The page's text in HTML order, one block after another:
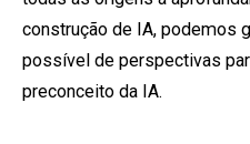
construção de IA, podemos
possível de perspectivas
preconceito da IA.